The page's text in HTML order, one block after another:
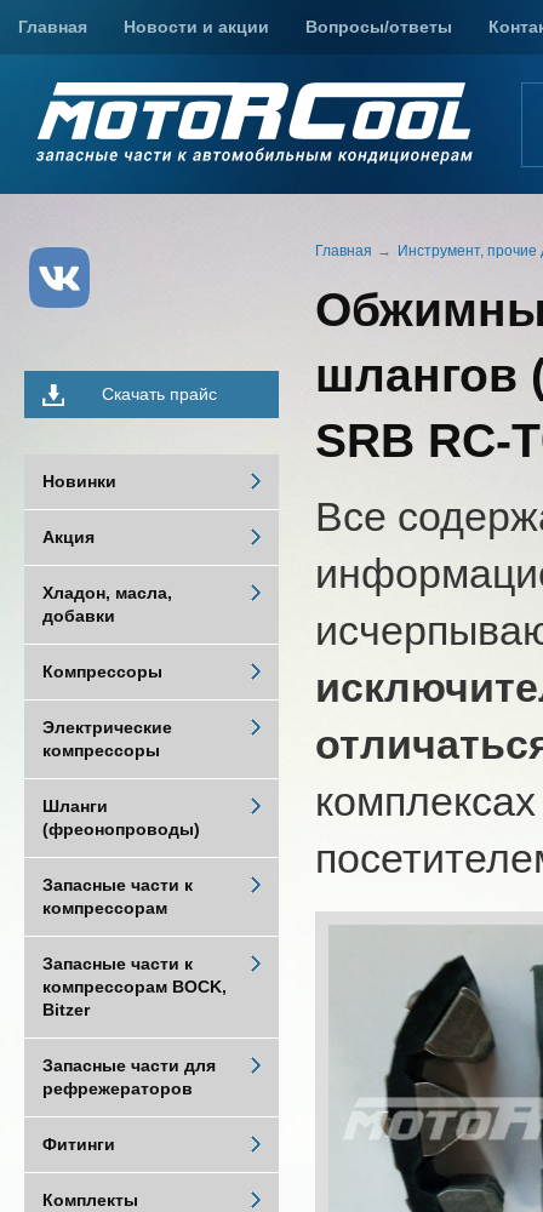
Главная Новости и акции Вопросы/ответы
Главная Инструмент, прочие
шлангов
SRB RC-
Все
Скачать прайс
Новинки
Акция
Хладон, масла,
добавки
Компрессоры
Электрические
компрессоры
Шланги
(фреонопроводы)
Запасные части к
компрессорам
Запасные части к
компрессорам BOCK,
Bitzer
Запасные части для
рефрежераторов
Фитинги
Комплекты